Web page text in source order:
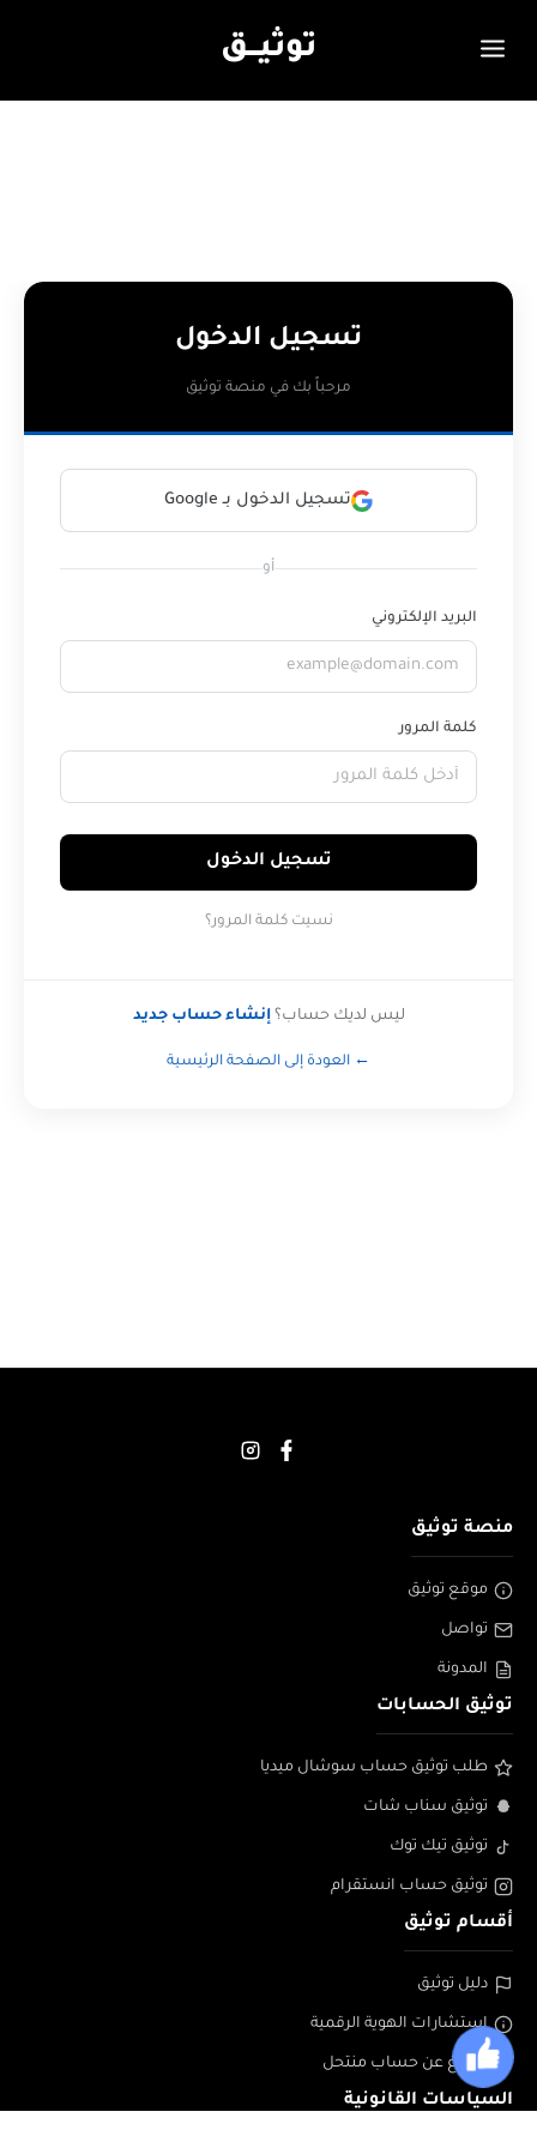
توثيـــق
تسجيل الدخول
مرحباً بك في منصة توثيق
تسجيل الدخول بـ Google
أو
البريد الإلكتروني
كلمة المرور
تسجيل الدخول
نسيت كلمة المرور؟
ليس لديك حساب؟إنشاء حساب جديد
← العودة إلى الصفحة الرئيسية
منصة توثيق
موقع توثيق
تواصل
المدونة
توثيق الحسابات
طلب توثيق حساب سوشال ميديا
توثيق سناب شات
توثيق تيك توك
توثيق حساب انستقرام
أقسام توثيق
دليل توثيق
إستشارات الهوية الرقمية
الابلاغ عن حساب منتحل
السياسات القانونية